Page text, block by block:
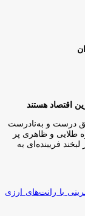
اقتصاد هستند
درست و به‌نادرست
طلایی و ظاهری پر
فریبنده‌ای به
با رانت‌های ارزی